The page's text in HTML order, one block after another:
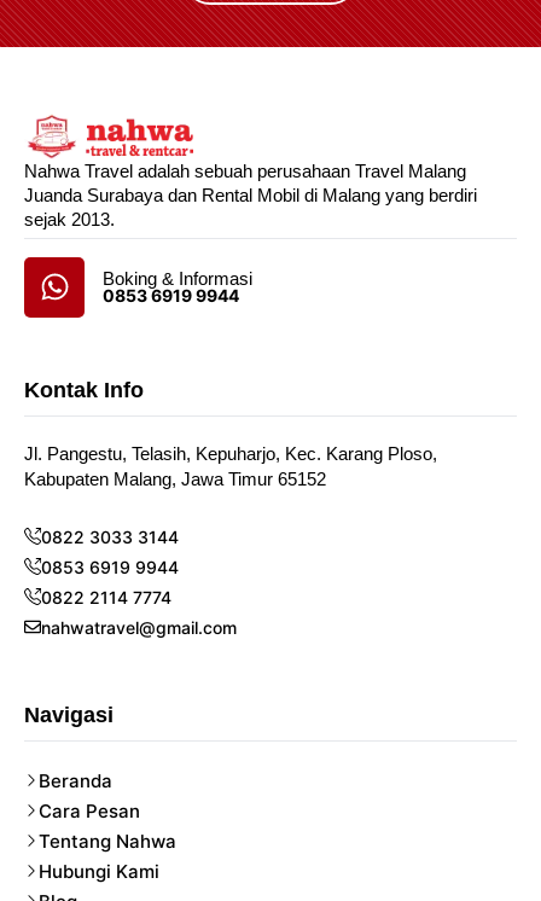
Nahwa Travel adalah sebuah perusahaan Travel Malang
Juanda Surabaya dan Rental Mobil di Malang yang berdiri
sejak 2013.
Boking & Informasi
0853 6919 9944
Kontak Info
Jl. Pangestu, Telasih, Kepuharjo, Kec. Karang Ploso,
Kabupaten Malang, Jawa Timur 65152
0822 3033 3144
0853 6919 9944
0822 2114 7774
nahwatravel@gmail.com
Navigasi
Beranda
Cara Pesan
Tentang Nahwa
Hubungi Kami